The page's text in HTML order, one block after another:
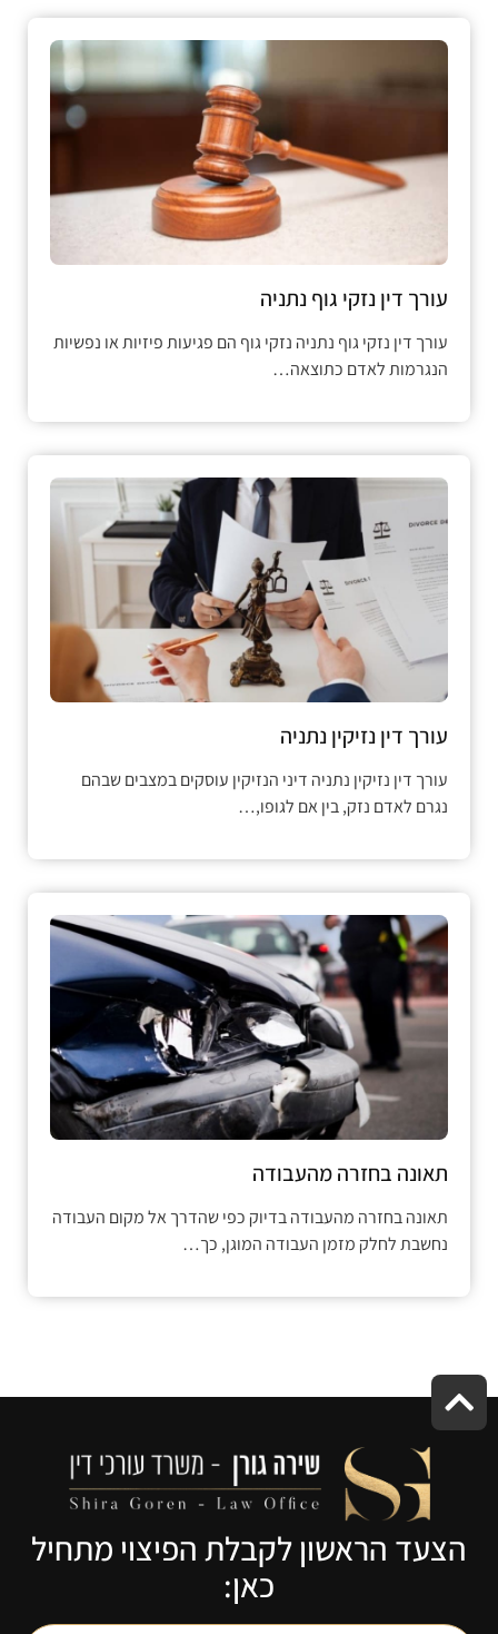
עורך דין נזקי גוף נתניה
עורך דין נזקי גוף נתניה נזקי גוף הם פגיעות פיזיות או נפשיות
הנגרמות לאדם כתוצאה…
עורך דין נזיקין נתניה
עורך דין נזיקין נתניה דיני הנזיקין עוסקים במצבים שבהם
נגרם לאדם נזק, בין אם לגופו,…
תאונה בחזרה מהעבודה
תאונה בחזרה מהעבודה בדיוק כפי שהדרך אל מקום העבודה
נחשבת לחלק מזמן העבודה המוגן, כך…
הצעד הראשון לקבלת הפיצוי מתחיל
כאן: